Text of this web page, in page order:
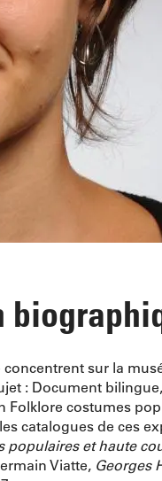
concentrent sur la
: Document
Folklore costumes
catalogues de ces
populaires et haute
Viatte, Georges